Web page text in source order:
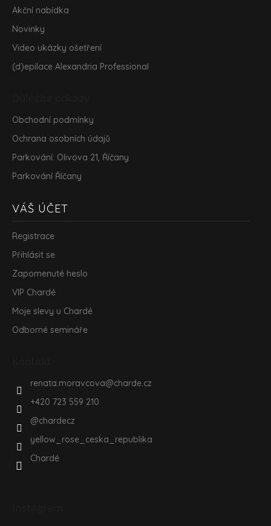
Akční nabídka
Novinky
Video ukázky ošetření
(d)epilace Alexandria Professional
Obchodní podmínky
Ochrana osobních údajů
Parkování: Olivova 21, Říčany
Parkování Říčany
VÁŠ ÚČET
Registrace
Přihlásit se
Zapomenuté heslo
VIP Chardé
Moje slevy u Chardé
Odborné semináře
renata.moravcova@charde.cz
+420 723 559 210
@chardecz
yellow_rose_ceska_republika
Chardé